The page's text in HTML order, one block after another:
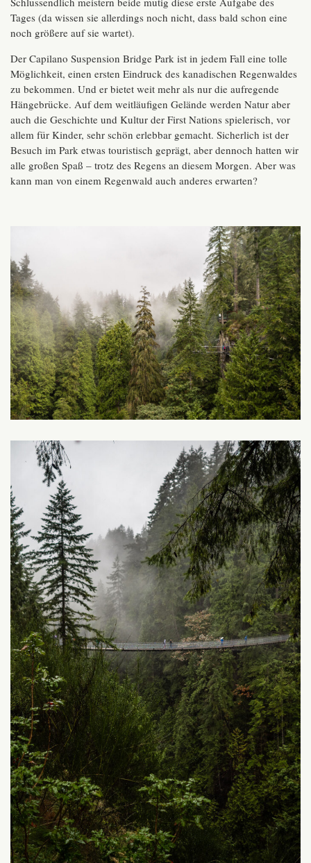
Tages (da wissen sie allerdings noch nicht, dass bald schon eine
noch größere auf sie wartet).
Der Capilano Suspension Bridge Park ist in jedem Fall eine tolle
Möglichkeit, einen ersten Eindruck des kanadischen Regenwaldes
zu bekommen. Und er bietet weit mehr als nur die aufregende
Hängebrücke. Auf dem weitläufigen Gelände werden Natur aber
auch die Geschichte und Kultur der First Nations spielerisch, vor
allem für Kinder, sehr schön erlebbar gemacht. Sicherlich ist der
Besuch im Park etwas touristisch geprägt, aber dennoch hatten wir
alle großen Spaß – trotz des Regens an diesem Morgen. Aber was
kann man von einem Regenwald auch anderes erwarten?